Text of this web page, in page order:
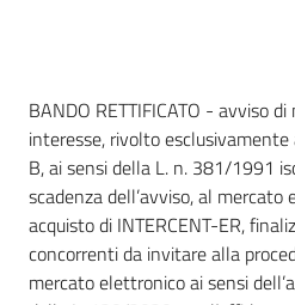
telematiche
Dati del bando
BANDO RETTIFICATO - avviso
interesse, rivolto
B, ai sensi della L. n. 381/1991
scadenza dell’avviso, al
acquisto di INTERCENT-ER,
concorrenti da invitare alla
mercato elettronico ai sensi